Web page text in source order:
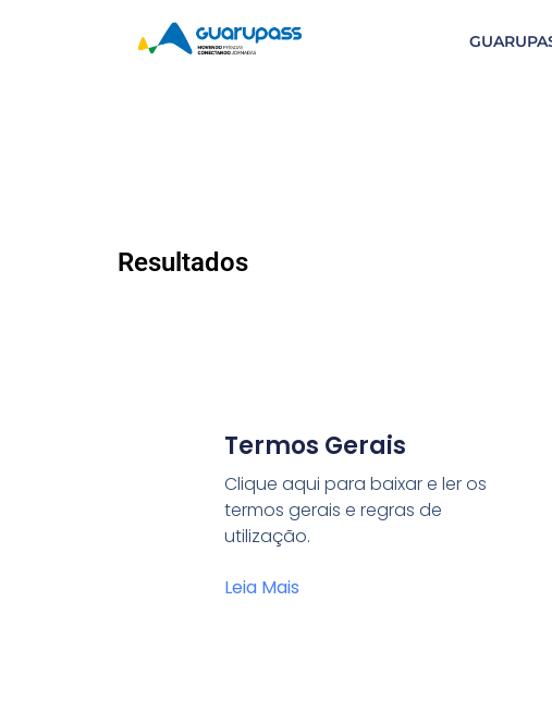
Resultados
Termos Gerais
Clique aqui para baixar e ler os
termos gerais e regras de
utilização.
Leia Mais